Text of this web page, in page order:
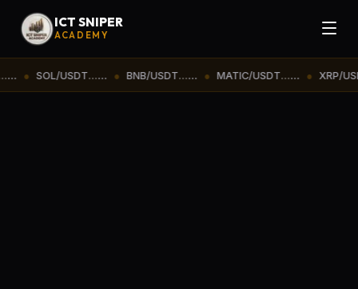
ICT SNIPER
ACADEMY
● SOL/USDT...... ● BNB/USDT...... ● MATIC/USDT...... ● XRP/USDT